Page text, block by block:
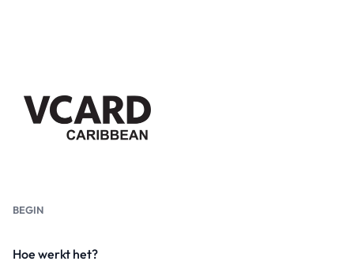
BEGIN
Hoe werkt het?